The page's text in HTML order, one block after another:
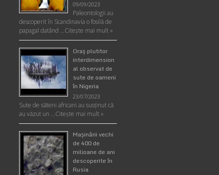
09/09/2023
Paleontologii au
descoperit în Scandinavia o fosilă de
papagal datând …Citește mai mult »
Oraş plutitor
interdimension
al observat de
sute de oameni
în Nigeria
23/07/2023
Sute de săteni africani au susținut că
au văzut un …Citește mai mult »
Maşinării vechi
de 400 de
milioane de ani
descoperite în
Rusia